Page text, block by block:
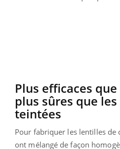
Plus efficaces
plus sûres que
teintées
Pour fabriquer les lentilles de
ont mélangé de façon